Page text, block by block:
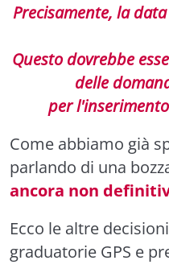
Precisamente, la
Questo dovrebbe
delle
per
Come abbiamo già
parlando di una
ancora non
Ecco le altre
graduatorie GPS e